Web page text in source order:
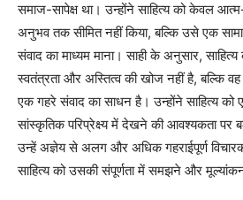
समाज-सापेक्ष था। उन्होंने साहित्य को केवल
अनुभव तक सीमित नहीं किया, बल्कि उसे एक
संवाद का माध्यम माना। साही के अनुसार,
स्वतंत्रता और अस्तित्व की खोज नहीं है, बल्कि
एक गहरे संवाद का साधन है। उन्होंने साहित्य को
सांस्कृतिक परिप्रेक्ष्य में देखने की आवश्यकता पर
उन्हें अज्ञेय से अलग और अधिक गहराईपूर्ण विचारक
साहित्य को उसकी संपूर्णता में समझने और